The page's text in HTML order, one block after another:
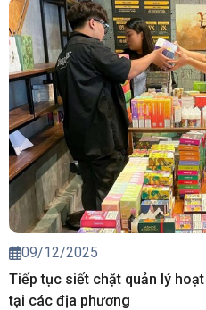
09/12/2025
Tiếp tục siết chặt quản lý
tại các địa phương